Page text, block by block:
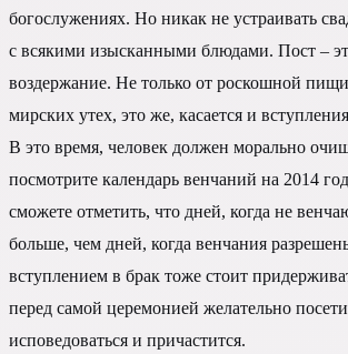
богослужениях. Но никак не устраивать
с всякими изысканными блюдами. Пост –
воздержание. Не только от роскошной
мирских утех, это же, касается и
В это время, человек должен морально
посмотрите календарь венчаний на 2014
сможете отметить, что дней, когда не
больше, чем дней, когда венчания
вступлением в брак тоже стоит
перед самой церемонией желательно
исповедоваться и причастится.